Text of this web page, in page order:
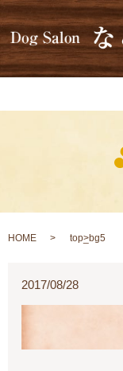
HOME top_bg5
2017/08/28